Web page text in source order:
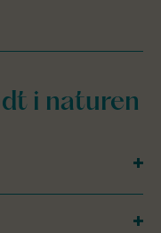
i naturen